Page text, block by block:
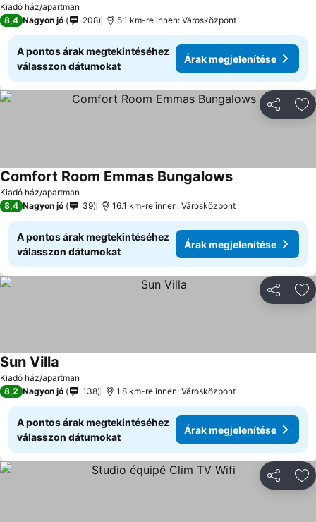
Kiadó ház/apartman
8,4 Nagyon jó 208 5.1 km-re innen: Városközpont
A pontos árak megtekintéséhez
válasszon dátumokat
Árak megjelenítése
Kiadó ház/apartman
Comfort Room Emmas BungalowsÁrak
8,4 Nagyon jó 39 16.1 km-re innen: Városközpont
A pontos árak megtekintéséhez
válasszon dátumokat
Árak megjelenítése
Kiadó ház/apartman
Sun Villa
8,2 Nagyon jó 138 1.8 km-re innen: Városközpont
A pontos árak megtekintéséhez
válasszon dátumokat
Árak megjelenítése